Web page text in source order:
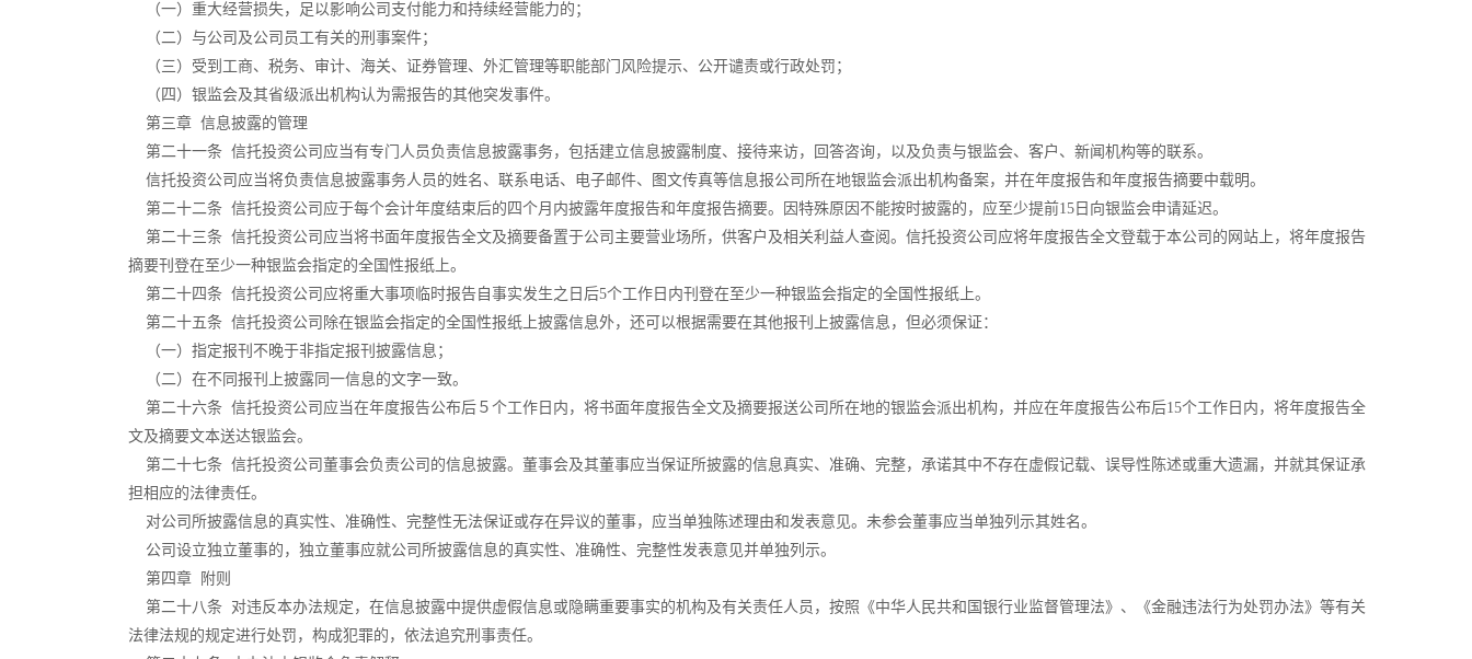
（一）重大经营损失，足以影响公司支付能力和持续经营能力的；
（二）与公司及公司员工有关的刑事案件；
（三）受到工商、税务、审计、海关、证券管理、外汇管理等职能部门风险提示、公开谴责或行政处罚；
（四）银监会及其省级派出机构认为需报告的其他突发事件。
第三章 信息披露的管理
第二十一条 信托投资公司应当有专门人员负责信息披露事务，包括建立信息披露制度、接待来访，回答咨询，以及负责与银监会、客户、新闻机构等的联系。
信托投资公司应当将负责信息披露事务人员的姓名、联系电话、电子邮件、图文传真等信息报公司所在地银监会派出机构备案，并在年度报告和年度报告摘要中载明。
第二十二条 信托投资公司应于每个会计年度结束后的四个月内披露年度报告和年度报告摘要。因特殊原因不能按时披露的，应至少提前15日向银监会申请延迟。
第二十三条 信托投资公司应当将书面年度报告全文及摘要备置于公司主要营业场所，供客户及相关利益人查阅。信托投资公司应将年度报告全文登载于本公司的网站上，将年度报告
摘要刊登在至少一种银监会指定的全国性报纸上。
第二十四条 信托投资公司应将重大事项临时报告自事实发生之日后5个工作日内刊登在至少一种银监会指定的全国性报纸上。
第二十五条 信托投资公司除在银监会指定的全国性报纸上披露信息外，还可以根据需要在其他报刊上披露信息，但必须保证：
（一）指定报刊不晚于非指定报刊披露信息；
（二）在不同报刊上披露同一信息的文字一致。
第二十六条 信托投资公司应当在年度报告公布后５个工作日内，将书面年度报告全文及摘要报送公司所在地的银监会派出机构，并应在年度报告公布后15个工作日内，将年度报告全
文及摘要文本送达银监会。
第二十七条 信托投资公司董事会负责公司的信息披露。董事会及其董事应当保证所披露的信息真实、准确、完整，承诺其中不存在虚假记载、误导性陈述或重大遗漏，并就其保证承
担相应的法律责任。
对公司所披露信息的真实性、准确性、完整性无法保证或存在异议的董事，应当单独陈述理由和发表意见。未参会董事应当单独列示其姓名。
公司设立独立董事的，独立董事应就公司所披露信息的真实性、准确性、完整性发表意见并单独列示。
第四章 附则
第二十八条 对违反本办法规定，在信息披露中提供虚假信息或隐瞒重要事实的机构及有关责任人员，按照《中华人民共和国银行业监督管理法》、《金融违法行为处罚办法》等有关
法律法规的规定进行处罚，构成犯罪的，依法追究刑事责任。